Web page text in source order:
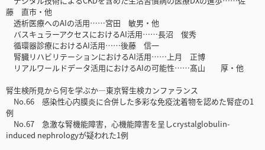
藤 直市・他
透析医療へのAIの活用……宮田 敏男・他
バスキュラーアクセスにおけるAI活用……長沼 俊秀
循環器診療におけるAI活用……後藤 信一
腎臓リハビリテーションにおけるAI活用……上月 正博
リアルワールドデータ活用におけるAIの可能性……髙山 厚・他
腎生検所見から何を学ぶか―東京腎生検カンファランス
No.66 感染性心内膜炎に合併した多彩な免疫沈着物を認めた腎症の1
例
No.67 急激な腎機能障害，心機能障害を呈しcrystalglobulin-
induced nephrologyが疑われた1例